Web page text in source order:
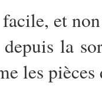
et
la
les pièces